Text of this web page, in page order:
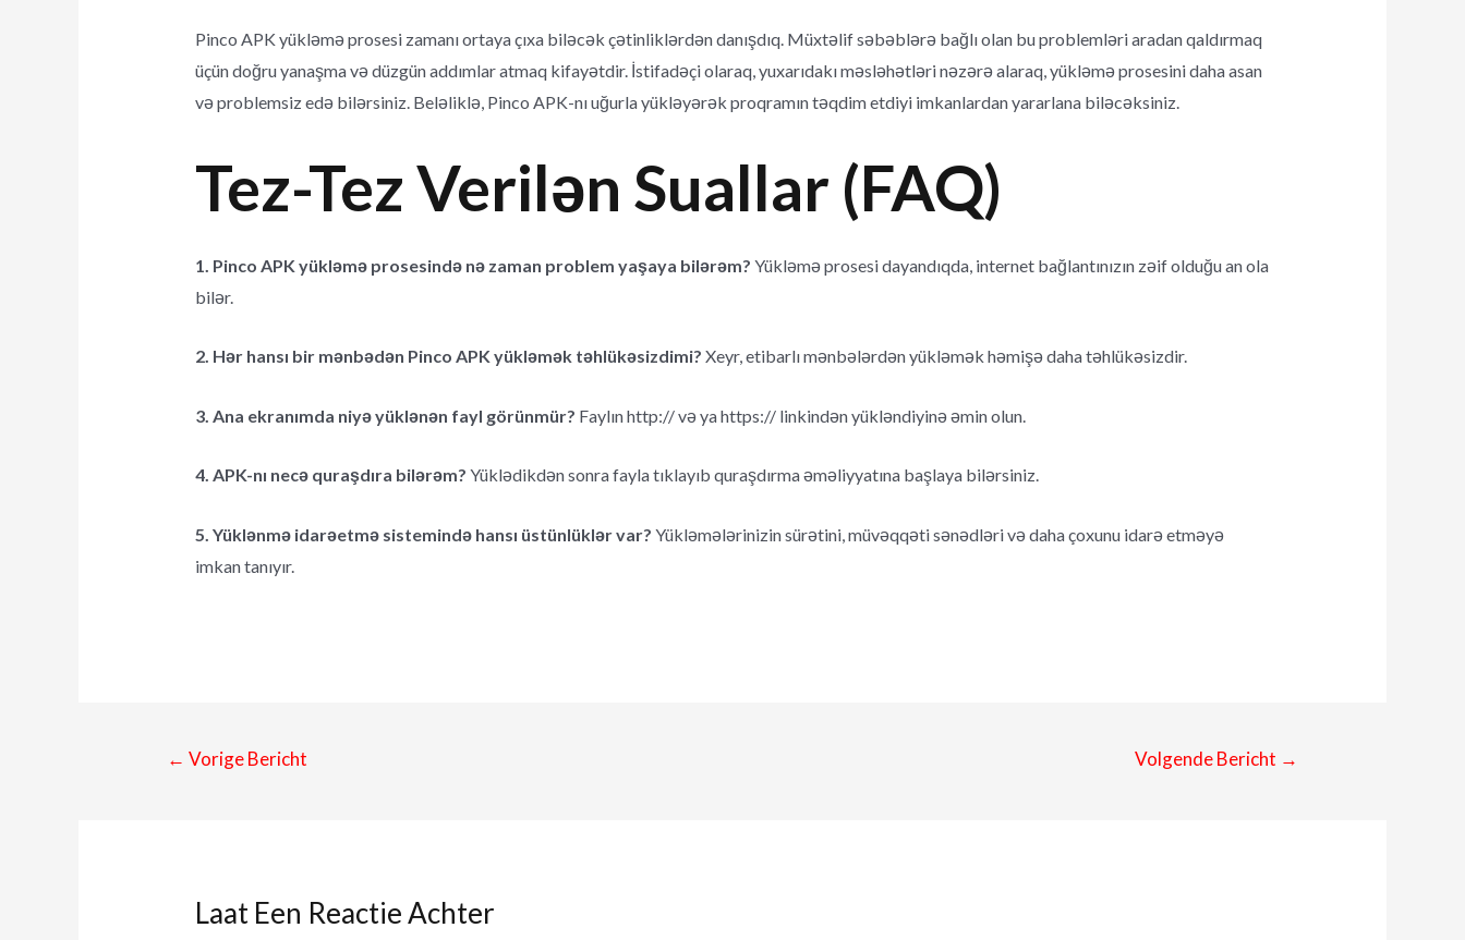
Pinco APK yükləmə prosesi zamanı ortaya çıxa biləcək çətinliklərdən danışdıq. Müxtəlif səbəblərə bağlı olan bu problemləri aradan qaldırmaq
üçün doğru yanaşma və düzgün addımlar atmaq kifayətdir. İstifadəçi olaraq, yuxarıdakı məsləhətləri nəzərə alaraq, yükləmə prosesini daha asan
və problemsiz edə bilərsiniz. Beləliklə, Pinco APK-nı uğurla yükləyərək proqramın təqdim etdiyi imkanlardan yararlana biləcəksiniz.
Tez-Tez Verilən Suallar (FAQ)
1. Pinco APK yükləmə prosesində nə zaman problem yaşaya bilərəm? Yükləmə prosesi dayandıqda, internet bağlantınızın zəif olduğu an ola
bilər.
2. Hər hansı bir mənbədən Pinco APK yükləmək təhlükəsizdimi? Xeyr, etibarlı mənbələrdən yükləmək həmişə daha təhlükəsizdir.
3. Ana ekranımda niyə yüklənən fayl görünmür? Faylın http:// və ya https:// linkindən yükləndiyinə əmin olun.
4. APK-nı necə quraşdıra bilərəm? Yüklədikdən sonra fayla tıklayıb quraşdırma əməliyyatına başlaya bilərsiniz.
5. Yüklənmə idarəetmə sistemində hansı üstünlüklər var? Yükləmələrinizin sürətini, müvəqqəti sənədləri və daha çoxunu idarə etməyə
imkan tanıyır.
← Vorige Bericht Volgende Bericht →
Laat Een Reactie Achter